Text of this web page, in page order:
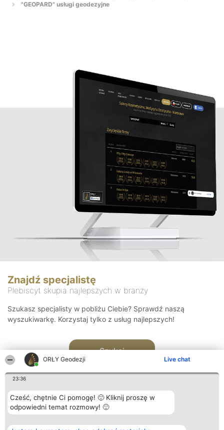
ORŁY Geodezji Live chat
23:36
Cześć, chętnie Ci pomogę! 🙂 Kliknij proszę w
odpowiedni temat rozmowy! 🙂
"GEOPARD" usługi geodezyjne
Znajdź specjalistę
Plebiscyt skupia najlepszych w branży
Szukasz specjalisty w pobliżu Ciebie? Sprawdź naszą
wyszukiwarkę. Korzystaj tylko z usług najlepszych!
Szukaj
Organizator plebiscytu Plebiscyt Kontakt